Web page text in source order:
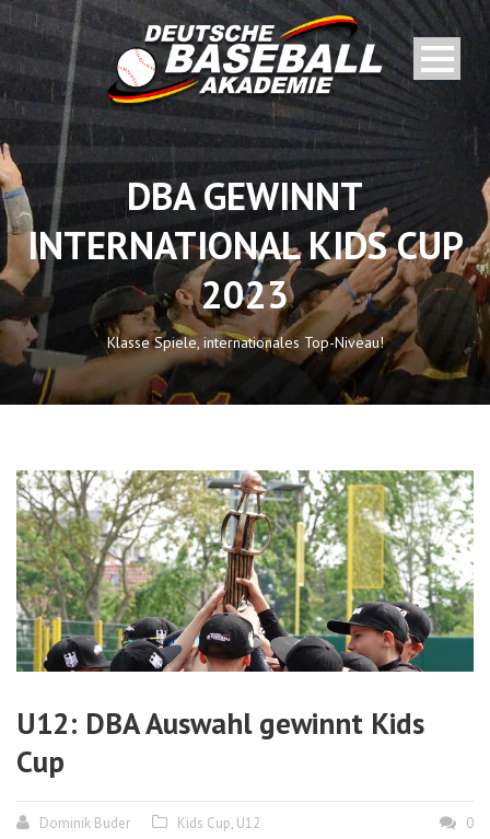
DBA GEWINNT
INTERNATIONAL KIDS CUP
2023
Klasse Spiele, internationales Top-Niveau!
U12: DBA Auswahl gewinnt Kids
Cup
Dominik Buder Kids Cup, U12 0